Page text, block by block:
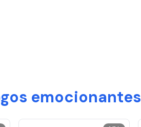
emocionantes